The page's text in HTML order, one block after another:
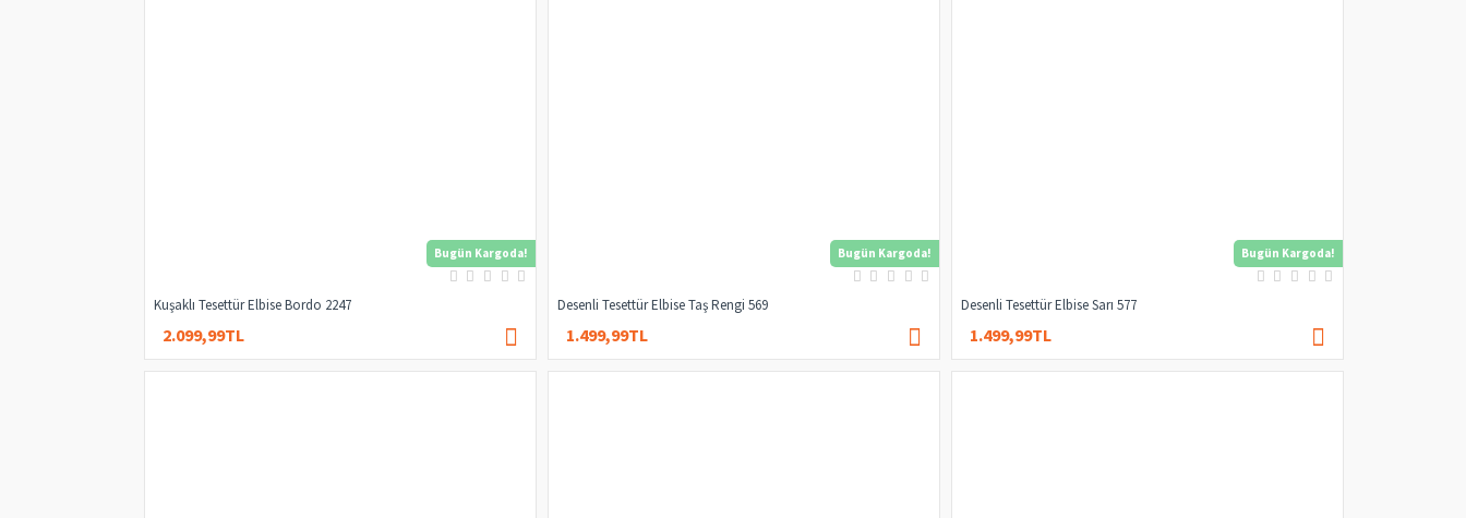
Bugün Kargoda!
Kuşaklı Tesettür Elbise Bordo 2247
2.099,99TL
Bugün Kargoda!
Desenli Tesettür Elbise Taş Rengi 569
1.499,99TL
Bugün Kargoda!
Desenli Tesettür Elbise Sarı 577
1.499,99TL